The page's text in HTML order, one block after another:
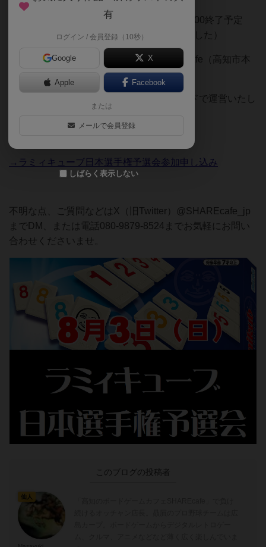
開催日：2025年8月3日（日）12:15開始 17:00終了予定
（当初の予定の13:15開始より変更となりました）
場所：高知のボードゲームカフェSHAREcafe（高知市本
町2-1-15安藤ビル2階）
フォーマット：予選ラウンド＋決勝ラウンドで運営いたし
→ラミィキューブ日本選手権予選会参加申し込み
不明な点、ご質問などはX（旧Twitter）@SHAREcafe_jp
までDM、または電話080-9879-8524までお気軽にお問い
合わせくださいませ。
このブログの投稿者
仙人
有
ログイン / 会員登録（10秒）
Google X
Apple Facebook
または
メールで会員登録
しばらく表示しない